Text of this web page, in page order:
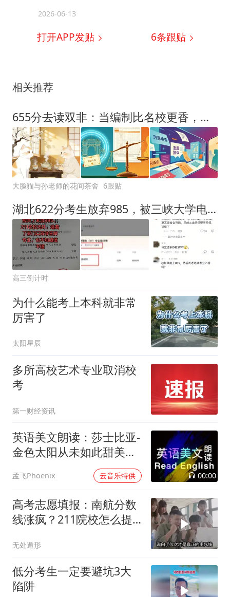
2026-06-13
打开APP发贴 6条跟贴
相关推荐
655分去读双非：当编制比名校更香，高考志愿的逻辑变天了
大脸猫与孙老师的花间茶舍 6跟贴
湖北622分考生放弃985，被三峡大学电气工程录取，网友：人间清醒
高三倒计时
为什么能考上本科就非常
厉害了
太阳星辰
多所高校艺术专业取消校
考
第一财经资讯
英语美文朗读：莎士比亚-
金色太阳从未如此甜美吻
孟飞Phoenix 云音乐特供 00:00
高考志愿填报：南航分数
线涨疯？211院校怎么提
无处遁形
低分考生一定要避坑3大
陷阱